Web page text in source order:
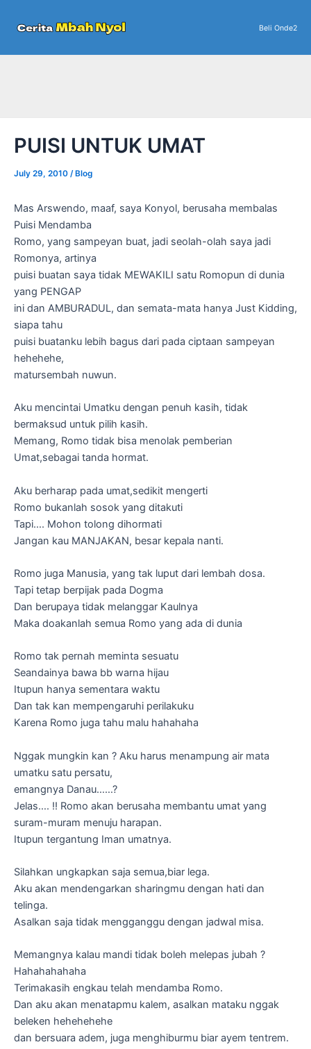
Beli Onde2
PUISI UNTUK UMAT
July 29, 2010 /Blog
Mas Arswendo, maaf, saya Konyol, berusaha membalas
Puisi Mendamba
Romo, yang sampeyan buat, jadi seolah-olah saya jadi
Romonya, artinya
puisi buatan saya tidak MEWAKILI satu Romopun di dunia
yang PENGAP
ini dan AMBURADUL, dan semata-mata hanya Just Kidding,
siapa tahu
puisi buatanku lebih bagus dari pada ciptaan sampeyan
hehehehe,
matursembah nuwun.
Aku mencintai Umatku dengan penuh kasih, tidak
bermaksud untuk pilih kasih.
Memang, Romo tidak bisa menolak pemberian
Umat,sebagai tanda hormat.
Aku berharap pada umat,sedikit mengerti
Romo bukanlah sosok yang ditakuti
Tapi…. Mohon tolong dihormati
Jangan kau MANJAKAN, besar kepala nanti.
Romo juga Manusia, yang tak luput dari lembah dosa.
Tapi tetap berpijak pada Dogma
Dan berupaya tidak melanggar Kaulnya
Maka doakanlah semua Romo yang ada di dunia
Romo tak pernah meminta sesuatu
Seandainya bawa bb warna hijau
Itupun hanya sementara waktu
Dan tak kan mempengaruhi perilakuku
Karena Romo juga tahu malu hahahaha
Nggak mungkin kan ? Aku harus menampung air mata
umatku satu persatu,
emangnya Danau……?
Jelas…. !! Romo akan berusaha membantu umat yang
suram-muram menuju harapan.
Itupun tergantung Iman umatnya.
Silahkan ungkapkan saja semua,biar lega.
Aku akan mendengarkan sharingmu dengan hati dan
telinga.
Asalkan saja tidak mengganggu dengan jadwal misa.
Memangnya kalau mandi tidak boleh melepas jubah ?
Hahahahahaha
Terimakasih engkau telah mendamba Romo.
Dan aku akan menatapmu kalem, asalkan mataku nggak
beleken hehehehehe
dan bersuara adem, juga menghiburmu biar ayem tentrem.